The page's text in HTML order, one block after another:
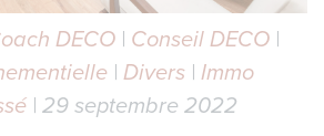
DECO | Conseil DECO |
| Divers | Immo
| 29 septembre 2022